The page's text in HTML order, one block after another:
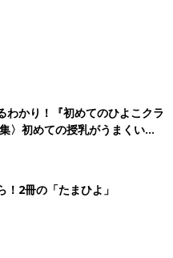
美味しいペペロンチーノが
の激推し時短に役立つ
わかり！『初めてのひよこクラ
〉初めての授乳がうまくい
の基本と夏のトラブル 解決テ
2冊の「たまひよ」